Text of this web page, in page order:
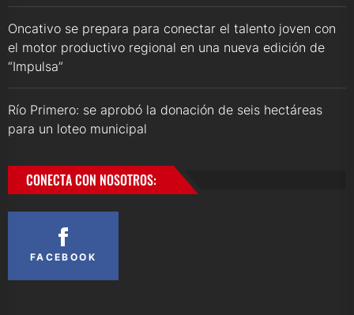
Oncativo se prepara para conectar el talento joven con
el motor productivo regional en una nueva edición de
“Impulsa”
Río Primero: se aprobó la donación de seis hectáreas
para un loteo municipal
CONECTA CON NOSOTROS:
FACEBOOK